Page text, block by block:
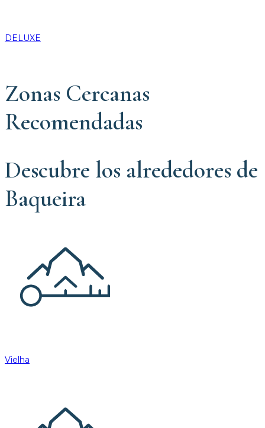
DELUXE
Zonas Cercanas
Recomendadas
Descubre los alrededores de
Baqueira
Vielha